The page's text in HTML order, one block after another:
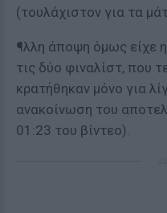
(τουλάχιστον για τα
¶λλη άποψη όμως είχε
τις δύο φιναλίστ, που
κρατήθηκαν μόνο για
ανακοίνωση του
01:23 του βίντεο).